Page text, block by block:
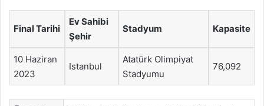
Final Tarihi
Ev Sahibi
Şehir
Stadyum Kapasite
10 Haziran
2023
Istanbul
Atatürk Olimpiyat
Stadyumu
76,092